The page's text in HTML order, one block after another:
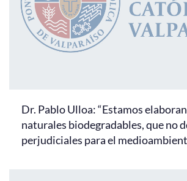
Dr. Pablo Ulloa: “Estamos
naturales biodegradables, que no
perjudiciales para el